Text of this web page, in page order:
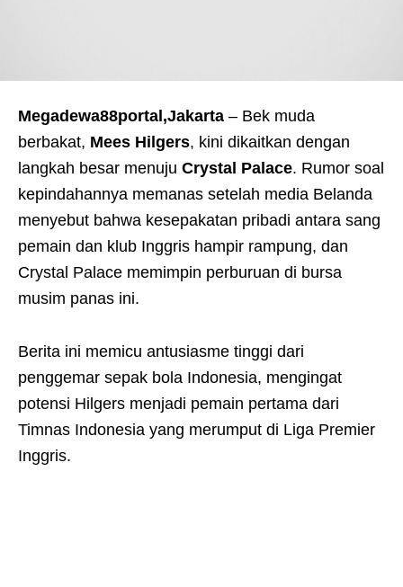
Megadewa88portal,Jakarta – Bek muda
berbakat, Mees Hilgers, kini dikaitkan dengan
langkah besar menuju Crystal Palace. Rumor soal
kepindahannya memanas setelah media Belanda
menyebut bahwa kesepakatan pribadi antara sang
pemain dan klub Inggris hampir rampung, dan
Crystal Palace memimpin perburuan di bursa
musim panas ini.
Berita ini memicu antusiasme tinggi dari
penggemar sepak bola Indonesia, mengingat
potensi Hilgers menjadi pemain pertama dari
Timnas Indonesia yang merumput di Liga Premier
Inggris.